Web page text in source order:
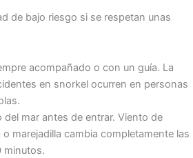
de bajo riesgo si se respetan unas
acompañado o con un guía. La
en snorkel ocurren en personas
del mar antes de entrar. Viento de
marejadilla cambia completamente las
minutos.